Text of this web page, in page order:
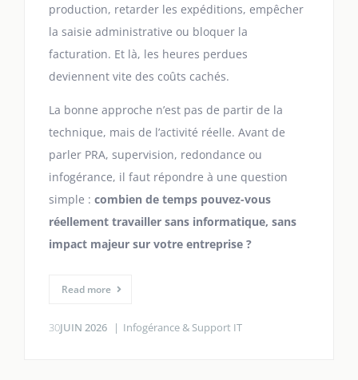
production, retarder les expéditions, empêcher
la saisie administrative ou bloquer la
facturation. Et là, les heures perdues
deviennent vite des coûts cachés.
La bonne approche n’est pas de partir de la
technique, mais de l’activité réelle. Avant de
parler PRA, supervision, redondance ou
infogérance, il faut répondre à une question
simple : combien de temps pouvez-vous
réellement travailler sans informatique, sans
impact majeur sur votre entreprise ?
Read more
30JUIN 2026 Infogérance & Support IT